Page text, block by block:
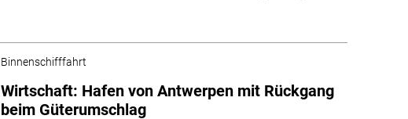
Binnenschifffahrt
Wirtschaft: Hafen von Antwerpen mit Rückgang
beim Güterumschlag